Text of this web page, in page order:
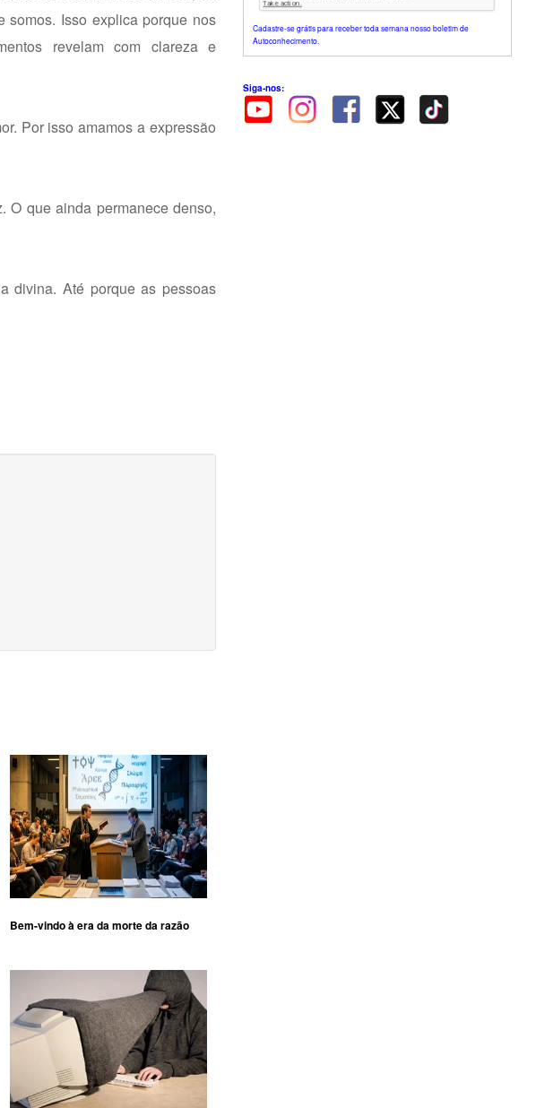
somos. Isso explica porque nos
revelam com clareza e
Por isso amamos a expressão
O que ainda permanece denso,
divina. Até porque as pessoas
Bem-vindo à era da morte da razão
Cadastre-se grátis para receber toda semana nosso boletim de
Autoconhecimento.
Siga-nos: